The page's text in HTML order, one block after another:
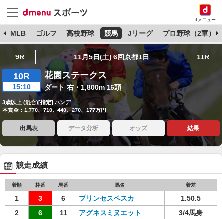
dメニュー
MLB ゴルフ 高校野球 競馬 Jリーグ プロ野球（2軍）
9R 11月5日(土) 6回京都1日 11R
10R
15:10
花園ステークス
ダート 右・1,800m 16頭
3歳以上 (混合)[指定] ハンデ
本賞金：1,770、710、440、270、177万円
出馬表 データ分析 オッズ 結果
競走成績
着順 枠番 馬番 馬名 着差
1 3 6 プリンセスペスカ
1.50.5
2
6 11 アグネスミヌエット
3/4馬身